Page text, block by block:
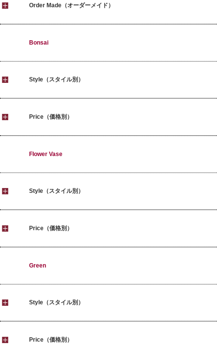
Order Made（オーダーメイド）
Bonsai
Style（スタイル別）
Price（価格別）
Flower Vase
Style（スタイル別）
Price（価格別）
Green
Style（スタイル別）
Price（価格別）